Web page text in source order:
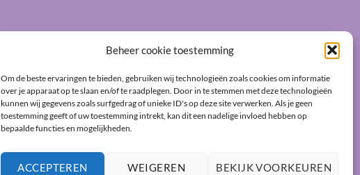
Beheer cookie toestemming
Om de beste ervaringen te bieden, gebruiken wij technologieën zoals cookies om informatie
over je apparaat op te slaan en/of te raadplegen. Door in te stemmen met deze technologieën
kunnen wij gegevens zoals surfgedrag of unieke ID's op deze site verwerken. Als je geen
toestemming geeft of uw toestemming intrekt, kan dit een nadelige invloed hebben op
bepaalde functies en mogelijkheden.
ACCEPTEREN WEIGEREN BEKIJK VOORKEUREN